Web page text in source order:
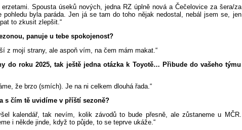
Spousta úseků nových, jedna RZ úplně nová a Čečelovice za šera/za
byla paráda. Jen já se tam do toho nějak nedostal, nebál jsem se, jen
to zkusit zlepšit.“
panuje u tebe spokojenost?
z mojí strany, ale aspoň vím, na čem mám makat.“
do roku 2025, tak ještě jedna otázka k Toyotě… Přibude do vašeho týmu
že brzo (smích). Je na ni celkem dlouhá řada.“
s čím tě uvidíme v příští sezoně?
kalendář, tak nevím, kolik závodů to bude přesně, ale zůstaneme u MČR.
i někde jinde, když to půjde, to se teprve ukáže.“